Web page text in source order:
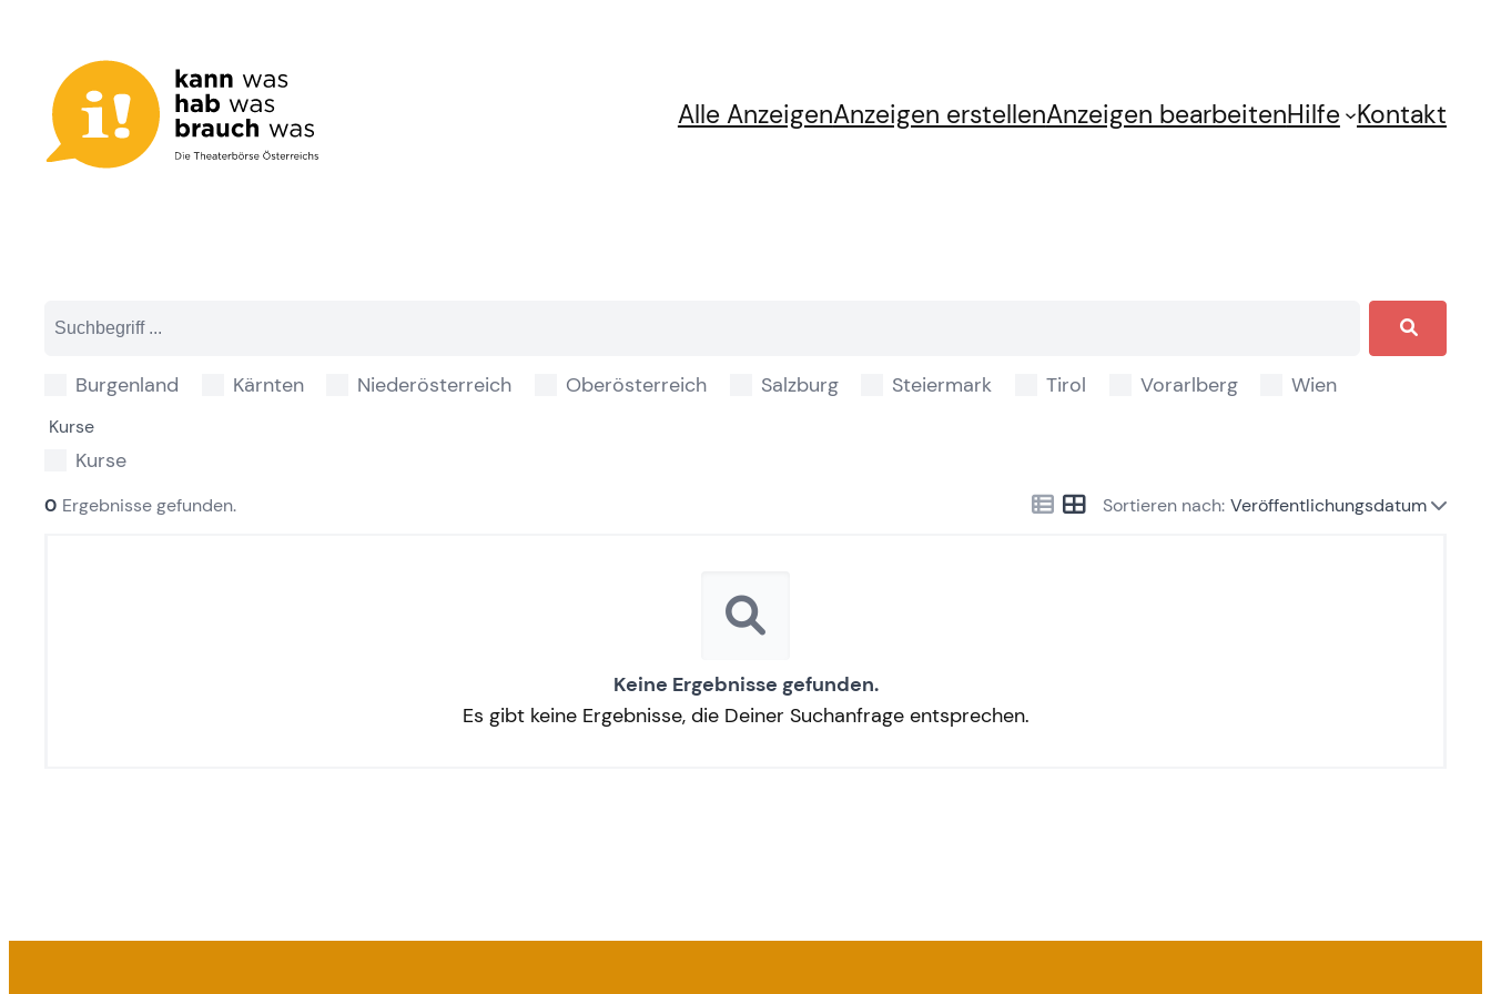
springen
Alle AnzeigenAnzeigen erstellenAnzeigen bearbeitenHilfe Kontakt
Burgenland Kärnten Niederösterreich Oberösterreich Salzburg Steiermark Tirol Vorarlberg Wien
Kurse
Kurse
Sortieren nach: Veröffentlichungsdatum
0 Ergebnisse gefunden.
Keine Ergebnisse gefunden.
Es gibt keine Ergebnisse, die Deiner Suchanfrage entsprechen.